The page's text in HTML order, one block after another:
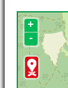
+
-